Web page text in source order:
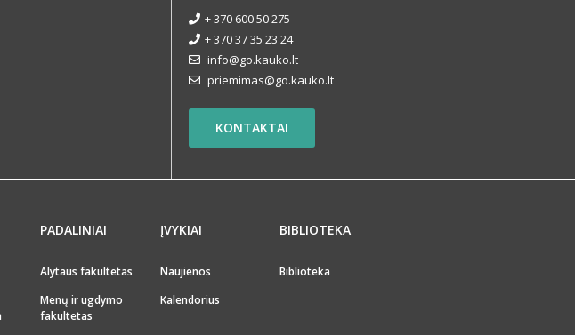
+ 370 600 50 275
+ 370 37 35 23 24
info@go.kauko.lt
priemimas@go.kauko.lt
KONTAKTAI
PADALINIAI
Alytaus fakultetas
Menų ir ugdymo
fakultetas
ĮVYKIAI
Naujienos
Kalendorius
BIBLIOTEKA
Biblioteka